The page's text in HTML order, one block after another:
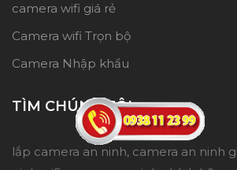
camera wifi giá rẻ
Camera wifi Trọn bộ
Camera Nhập khẩu
TÌM CHÚNG TÔI
lắp camera an ninh, camera an ninh